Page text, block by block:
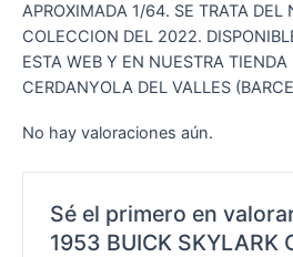
APROXIMADA 1/64. SE TRATA DEL
COLECCION DEL 2022.
ESTA WEB Y EN NUESTRA TIENDA
CERDANYOLA DEL VALLES
No hay valoraciones aún.
Sé el primero en
1953 BUICK SKYLARK